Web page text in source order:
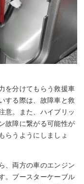
を分けてもらう救援車
する際は、故障車と救
意。また、ハイブリッ
故障に繋がる可能性が
らうようにしましょ
、両方の車のエンジン
。ブースターケーブル